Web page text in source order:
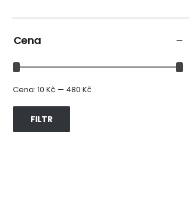
Cena
FILTR
Cena: 10 Kč — 480 Kč